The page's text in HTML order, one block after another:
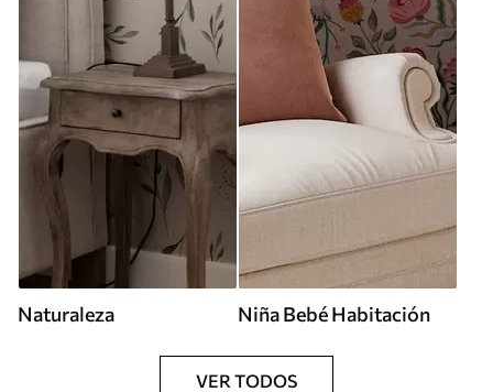
Naturaleza Niña Bebé Habitación
VER TODOS